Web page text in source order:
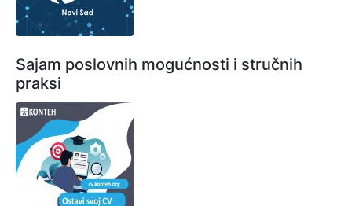
Sajam poslovnih mogućnosti i stručnih
praksi